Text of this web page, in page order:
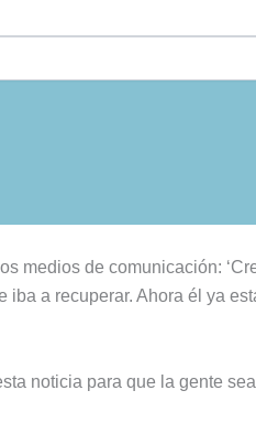
medios de comunicación:
a recuperar. Ahora él ya
noticia para que la gente